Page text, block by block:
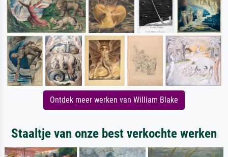
Ontdek meer werken van William Blake
Staaltje van onze best verkochte werken